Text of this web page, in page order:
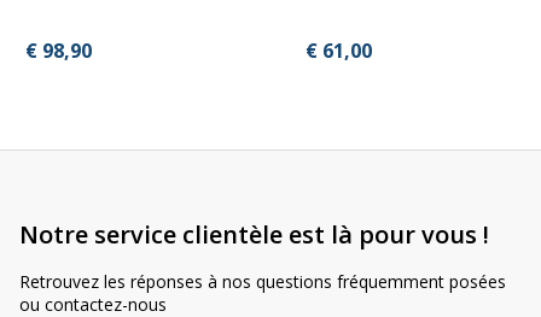
€ 98,90 € 61,00
Notre service clientèle est là pour vous !
Retrouvez les réponses à nos questions fréquemment posées
ou contactez-nous